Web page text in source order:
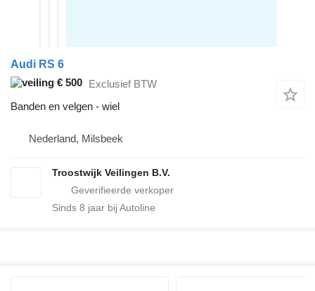
Audi RS 6
€ 500 Exclusief BTW
Banden en velgen - wiel
Nederland, Milsbeek
Troostwijk Veilingen B.V.
Sinds 8 jaar bij Autoline